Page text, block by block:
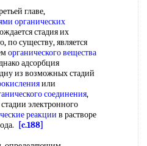
главе,
органических
стадия их
по существу, является
органического вещества
адсорбция
из возможных стадий
или
соединения,
электронного
реакции в растворе
[c.188]